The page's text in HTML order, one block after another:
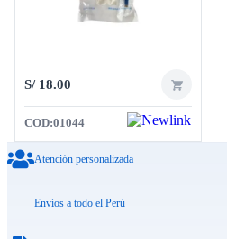
S/18.00
COD:01044
Atención personalizada
Envíos a todo el Perú